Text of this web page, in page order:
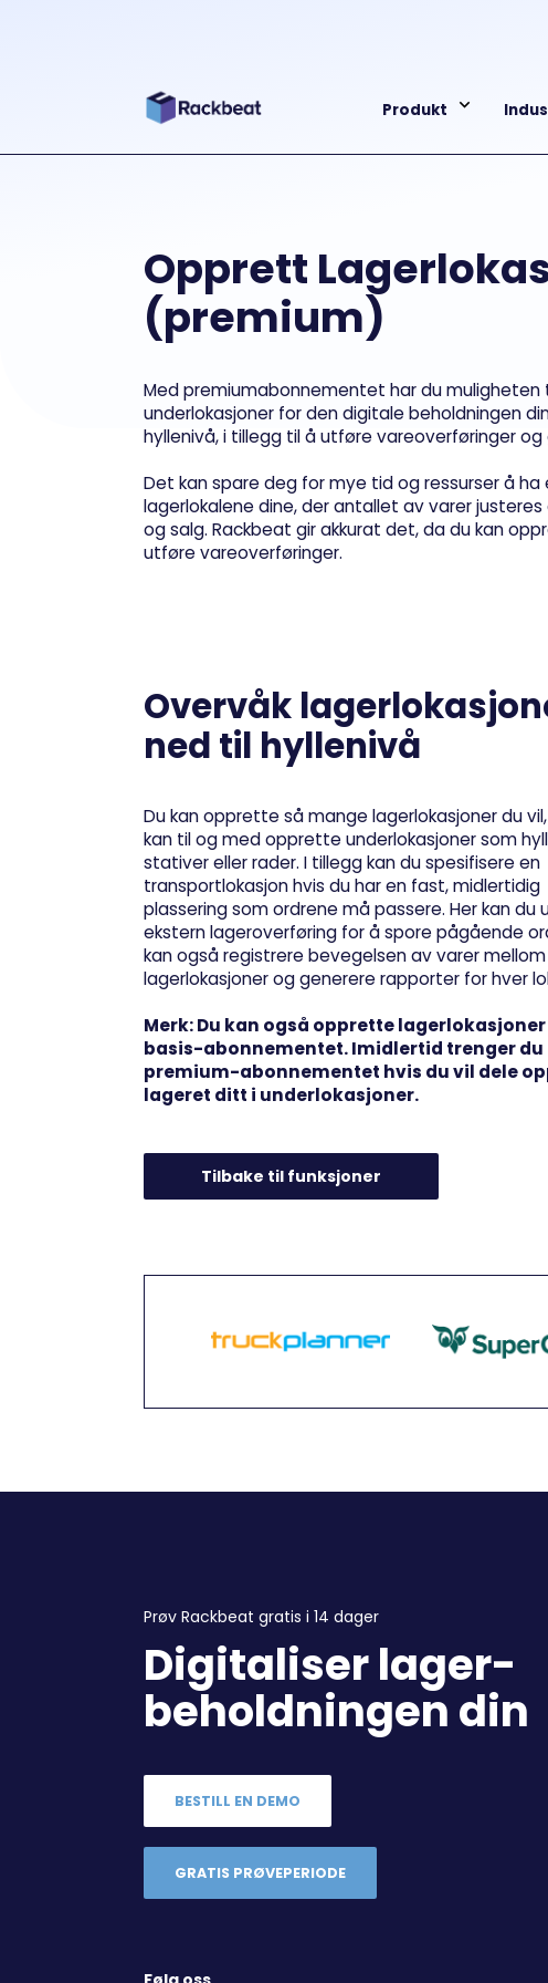
Produkt
Opprett
(premium)
Med premiumabonnementet har du
underlokasjoner for den digitale beholdningen
hyllenivå, i tillegg til å utføre vareoverføringer
Det kan spare deg for mye tid og ressurser å
lagerlokalene dine, der antallet av varer
og salg. Rackbeat gir akkurat det, da du kan
utføre vareoverføringer.
Overvåk
ned til hyllenivå
Du kan opprette så mange lagerlokasjoner du
kan til og med opprette underlokasjoner som
stativer eller rader. I tillegg kan du spesifisere en
transportlokasjon hvis du har en fast, midlertidig
plassering som ordrene må passere. Her kan du
ekstern lageroverføring for å spore pågående
kan også registrere bevegelsen av varer
lagerlokasjoner og generere rapporter for hver
Merk: Du kan også opprette
basis-abonnementet. Imidlertid trenger du
premium-abonnementet hvis du vil dele
lageret ditt i underlokasjoner.
Tilbake til funksjoner
Prøv Rackbeat gratis i 14 dager
Digitaliser lager-
beholdningen din
BESTILL EN DEMO
GRATIS PRØVEPERIODE